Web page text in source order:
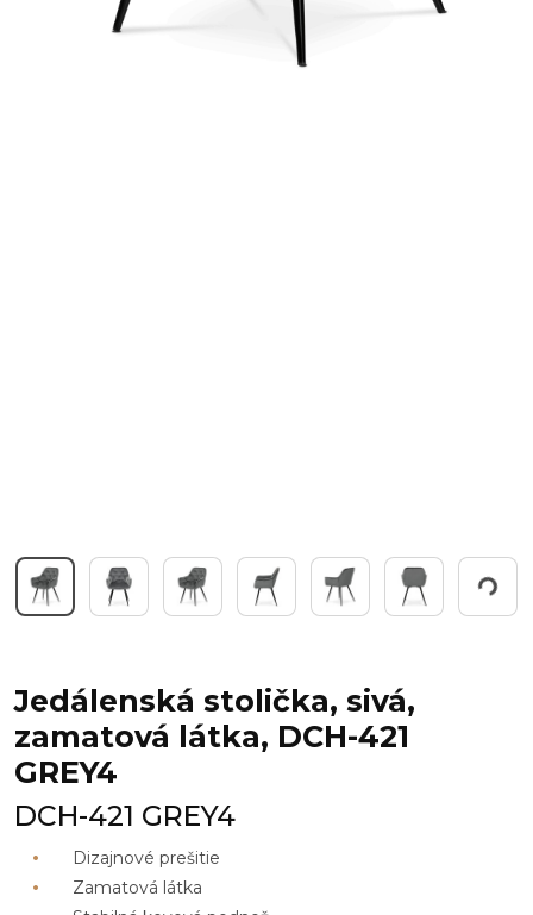
Working...
Jedálenská stolička, sivá,
zamatová látka, DCH-421
GREY4
DCH-421 GREY4
Dizajnové prešitie
Zamatová látka